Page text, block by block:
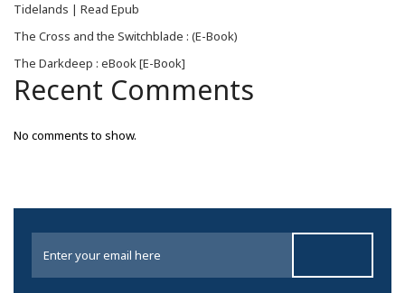
Tidelands | Read Epub
The Cross and the Switchblade : (E-Book)
The Darkdeep : eBook [E-Book]
Recent Comments
No comments to show.